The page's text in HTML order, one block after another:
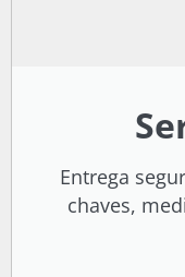
Entrega
chaves,